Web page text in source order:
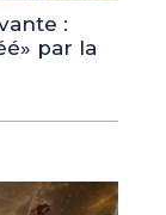
:
par la